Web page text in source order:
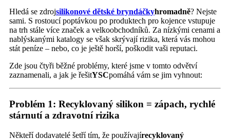
Hledá se zdrojsilikonové dětské bryndáčkyhromadně? Nejste
sami. S rostoucí poptávkou po produktech pro kojence vstupuje
na trh stále více značek a velkoobchodníků. Za nízkými cenami a
nablýskanými katalogy se však skrývají rizika, která vás mohou
stát peníze – nebo, co je ještě horší, poškodit vaši reputaci.
Zde jsou čtyři běžné problémy, které jsme v tomto odvětví
zaznamenali, a jak je řešitYSCpomáhá vám se jim vyhnout:
Problém 1: Recyklovaný silikon = zápach, rychlé
stárnutí a zdravotní rizika
Někteří dodavatelé šetří tím, že používajírecyklovaný